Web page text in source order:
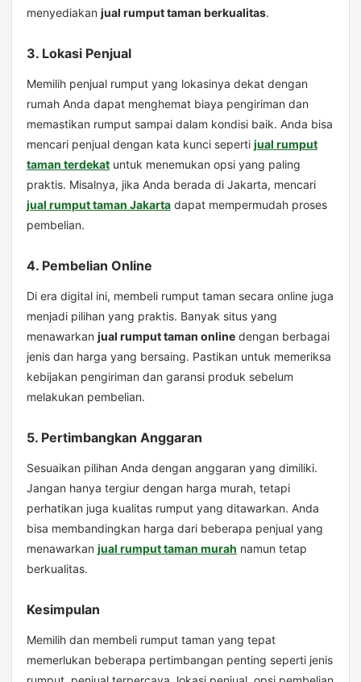
menyediakan jual rumput taman berkualitas.
3. Lokasi Penjual
Memilih penjual rumput yang lokasinya dekat dengan
rumah Anda dapat menghemat biaya pengiriman dan
memastikan rumput sampai dalam kondisi baik. Anda bisa
mencari penjual dengan kata kunci seperti jual rumput
taman terdekat untuk menemukan opsi yang paling
praktis. Misalnya, jika Anda berada di Jakarta, mencari
jual rumput taman Jakarta dapat mempermudah proses
pembelian.
4. Pembelian Online
Di era digital ini, membeli rumput taman secara online juga
menjadi pilihan yang praktis. Banyak situs yang
menawarkan jual rumput taman online dengan berbagai
jenis dan harga yang bersaing. Pastikan untuk memeriksa
kebijakan pengiriman dan garansi produk sebelum
melakukan pembelian.
5. Pertimbangkan Anggaran
Sesuaikan pilihan Anda dengan anggaran yang dimiliki.
Jangan hanya tergiur dengan harga murah, tetapi
perhatikan juga kualitas rumput yang ditawarkan. Anda
bisa membandingkan harga dari beberapa penjual yang
menawarkan jual rumput taman murah namun tetap
berkualitas.
Kesimpulan
Memilih dan membeli rumput taman yang tepat
memerlukan beberapa pertimbangan penting seperti jenis